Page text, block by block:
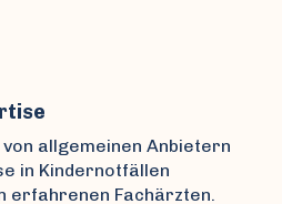
allgemeinen Anbietern
in Kindernotfällen
erfahrenen Fachärzten.